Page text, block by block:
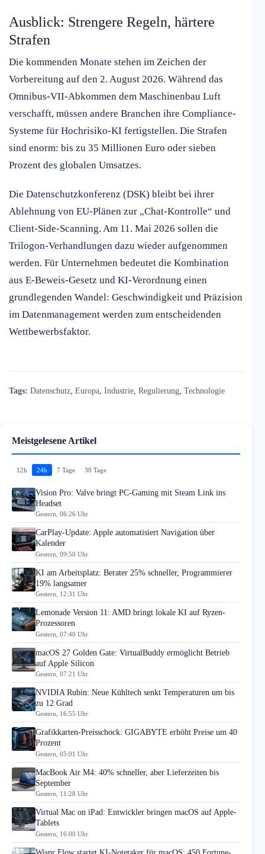
Ausblick: Strengere Regeln, härtere
Strafen
Die kommenden Monate stehen im Zeichen der
Vorbereitung auf den 2. August 2026. Während das
Omnibus-VII-Abkommen dem Maschinenbau Luft
verschafft, müssen andere Branchen ihre Compliance-
Systeme für Hochrisiko-KI fertigstellen. Die Strafen
sind enorm: bis zu 35 Millionen Euro oder sieben
Prozent des globalen Umsatzes.
Die Datenschutzkonferenz (DSK) bleibt bei ihrer
Ablehnung von EU-Plänen zur „Chat-Kontrolle“ und
Client-Side-Scanning. Am 11. Mai 2026 sollen die
Trilogon-Verhandlungen dazu wieder aufgenommen
werden. Für Unternehmen bedeutet die Kombination
aus E-Beweis-Gesetz und KI-Verordnung einen
grundlegenden Wandel: Geschwindigkeit und Präzision
im Datenmanagement werden zum entscheidenden
Wettbewerbsfaktor.
Tags: Datenschutz Europa Industrie Regulierung Technologie
Meistgelesene Artikel
12h 24h 7 Tage 30 Tage
Vision Pro: Valve bringt PC-Gaming mit Steam Link ins
Headset
Gestern, 06:26 Uhr
CarPlay-Update: Apple automatisiert Navigation über
Kalender
Gestern, 09:50 Uhr
KI am Arbeitsplatz: Berater 25% schneller, Programmierer
19% langsamer
Gestern, 12:31 Uhr
Lemonade Version 11: AMD bringt lokale KI auf Ryzen-
Prozessoren
Gestern, 07:40 Uhr
macOS 27 Golden Gate: VirtualBuddy ermöglicht Betrieb
auf Apple Silicon
Gestern, 07:21 Uhr
NVIDIA Rubin: Neue Kühltech senkt Temperaturen um bis
zu 12 Grad
Gestern, 16:55 Uhr
Grafikkarten-Preisschock: GIGABYTE erhöht Preise um 40
Prozent
Gestern, 05:01 Uhr
MacBook Air M4: 40% schneller, aber Lieferzeiten bis
September
Gestern, 11:28 Uhr
Virtual Mac on iPad: Entwickler bringen macOS auf Apple-
Tablets
Gestern, 16:00 Uhr